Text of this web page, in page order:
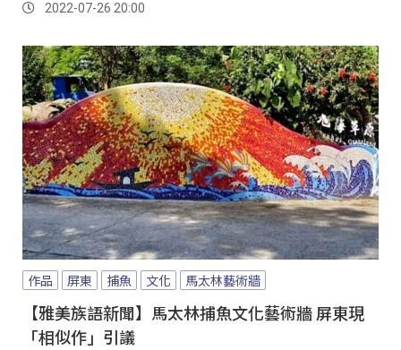
2022-07-26 20:00
作品 屏東 捕魚 文化 馬太林藝術牆
【雅美族語新聞】馬太林捕魚文化藝術牆 屏東現
「相似作」引議